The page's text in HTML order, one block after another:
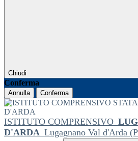
Chiudi
Conferma
Annulla Conferma
ISTITUTO COMPRENSIVO
D'ARDA Lugagnano Val d'Arda